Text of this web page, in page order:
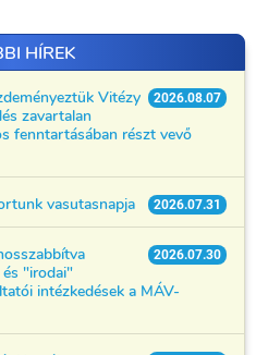
HÍREK
2026.08.07
Vitézy
zavartalan
fenntartásában részt vevő
2026.07.31
vasutasnapja
2026.07.30
"irodai"
intézkedések a MÁV-